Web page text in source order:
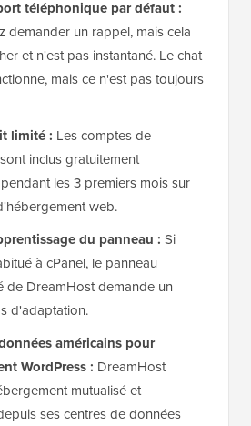
téléphonique par défaut :
demander un rappel, mais cela
et n'est pas instantané. Le chat
mais ce n'est pas toujours
limité : Les comptes de
inclus gratuitement
les 3 premiers mois sur
web.
du panneau : Si
à cPanel, le panneau
de DreamHost demande un
d'adaptation.
américains pour
WordPress : DreamHost
mutualisé et
ses centres de données